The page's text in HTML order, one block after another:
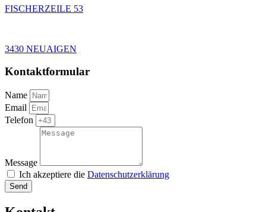
FISCHERZEILE 53
3430 NEUAIGEN
Kontaktformular
Name
Email
Telefon
Message
Ich akzeptiere die Datenschutzerklärung
Send